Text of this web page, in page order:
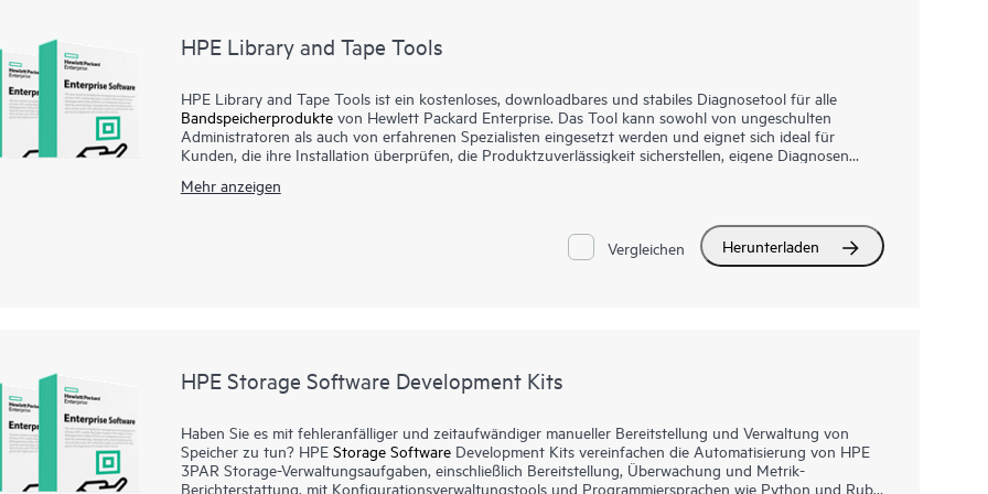
HPE Library and Tape Tools
HPE Library and Tape Tools ist ein kostenloses, downloadbares und stabiles Diagnosetool für alle
Bandspeicherproduktevon Hewlett Packard Enterprise. Das Tool kann sowohl von ungeschulten
Administratoren als auch von erfahrenen Spezialisten eingesetzt werden und eignet sich ideal für
Kunden, die ihre Installation überprüfen, die Produktzuverlässigkeit sicherstellen, eigene Diagnosen
Library and Tape Tools führt Firmware-Upgrades, Prüfungen des Gerätebetriebs, Fehleranalysen und
Engpässen. Bei Prüfungen der Systemkonfiguration wird vor gängigen Hostproblemen gewarnt.
Darüber hinaus wird eine nahtlose Integration mit dem Support von Hewlett Packard Enterprise
bereitgestellt, indem Testergebnisse und Supporttickets generiert und per E-Mail versendet werden.
Mehr anzeigen
Vergleichen Herunterladen
HPE Storage Software Development Kits
Haben Sie es mit fehleranfälliger und zeitaufwändiger manueller Bereitstellung und Verwaltung von
Speicher zu tun? HPE Storage SoftwareDevelopment Kits vereinfachen die Automatisierung von HPE
3PAR Storage-Verwaltungsaufgaben, einschließlich Bereitstellung, Überwachung und Metrik-
Berichterstattung, mit Konfigurationsverwaltungstools und Programmiersprachen wie Python und Ruby.